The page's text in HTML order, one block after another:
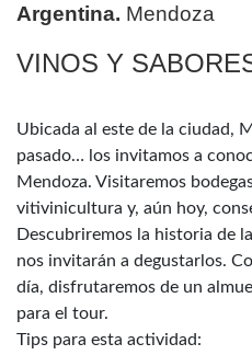
Argentina. Mendoza
VINOS Y
Ubicada al este de la ciudad,
pasado… los invitamos a
Mendoza. Visitaremos
vitivinicultura y, aún hoy,
Descubriremos la historia de
nos invitarán a degustarlos.
día, disfrutaremos de un
para el tour.
Tips para esta actividad: